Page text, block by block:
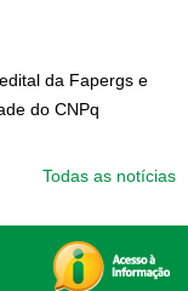
da Fapergs e
do CNPq
Todas as notícias